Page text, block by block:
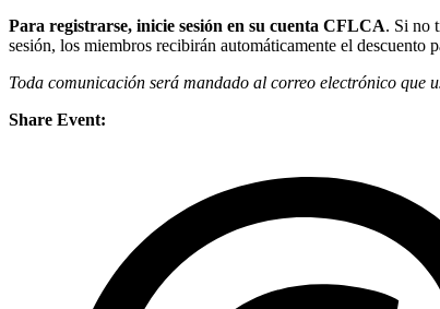
Para registrarse, inicie sesión en su cuenta CFLCA. Si no
sesión, los miembros recibirán automáticamente el
Toda comunicación será mandado al correo electrónico que
Share Event: